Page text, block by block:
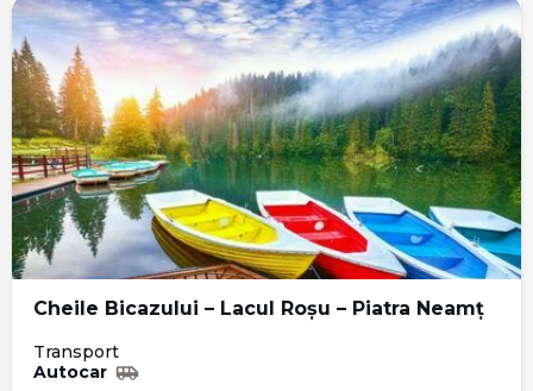
Cheile Bicazului – Lacul Roșu – Piatra Neamț
Transport
Autocar